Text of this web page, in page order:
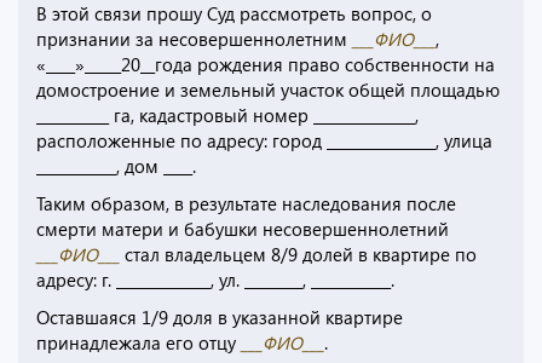
В этой связи прошу Суд рассмотреть вопрос, о
признании за несовершеннолетним
___ФИО___ ,
«____»_____20__года рождения право собственности на
домостроение и земельный участок общей площадью
__________ га, кадастровый номер ______________,
расположенные по адресу: город _______________, улица
___________, дом ____.
Таким образом, в результате наследования после
смерти матери и бабушки несовершеннолетний
___ФИО___ стал владельцем 8/9 долей в квартире по
адресу: г. _____________, ул. ________, ___________.
Оставшаяся 1/9 доля в указанной квартире
принадлежала его отцу
___ФИО___ .